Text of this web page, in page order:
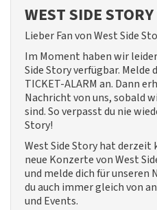
WEST SIDE STORY
Lieber Fan von West Side
Im Moment haben wir
Side Story verfügbar. Melde
TICKET-ALARM an. Dann
Nachricht von uns, sobald
sind. So verpasst du nie
Story!
West Side Story hat
neue Konzerte von West
und melde dich für unseren
du auch immer gleich von
und Events.